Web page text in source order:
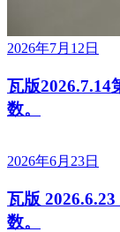
2026年7月12日
瓦版2026.7.14
数。
2026年6月23日
瓦版
数。